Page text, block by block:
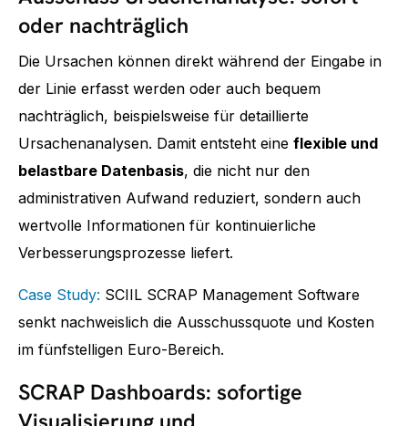
oder nachträglich
Die Ursachen können direkt während der Eingabe in
der Linie erfasst werden oder auch bequem
nachträglich, beispielsweise für detaillierte
Ursachenanalysen. Damit entsteht eine flexible und
belastbare Datenbasis, die nicht nur den
administrativen Aufwand reduziert, sondern auch
wertvolle Informationen für kontinuierliche
Verbesserungsprozesse liefert.
Case Study: SCIIL SCRAP Management Software
senkt nachweislich die Ausschussquote und Kosten
im fünfstelligen Euro-Bereich.
SCRAP Dashboards: sofortige